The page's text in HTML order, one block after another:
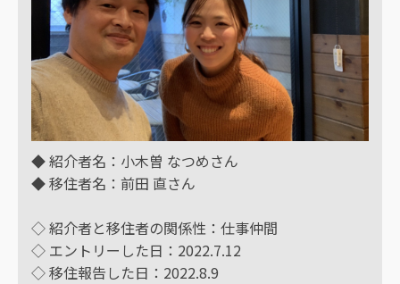
◆ 紹介者名：小木曽 なつめさん
◆ 移住者名：前田 直さん
◇ 紹介者と移住者の関係性：仕事仲間
◇ エントリーした日：2022.7.12
◇ 移住報告した日：2022.8.9